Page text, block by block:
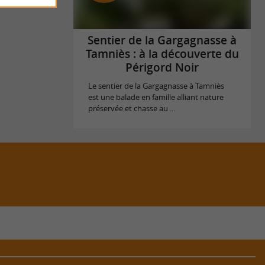
Sentier de la Gargagnasse à
Tamniès : à la découverte du
Périgord Noir
Le sentier de la Gargagnasse à Tamniès
est une balade en famille alliant nature
préservée et chasse au ...